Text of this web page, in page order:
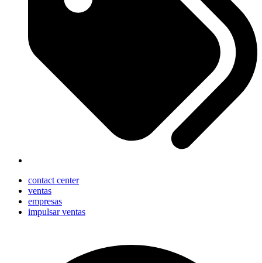
contact center
ventas
empresas
impulsar ventas